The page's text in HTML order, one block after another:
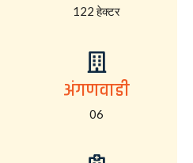
122 हेक्टर
अंगणवाडी
06